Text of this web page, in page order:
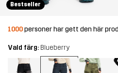
Bestseller
1000personer har gett den här
Vald färg: Blueberry